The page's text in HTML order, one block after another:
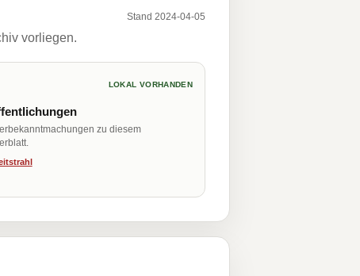
Stand 2024-04-05
vorliegen.
LOKAL VORHANDEN
zu diesem